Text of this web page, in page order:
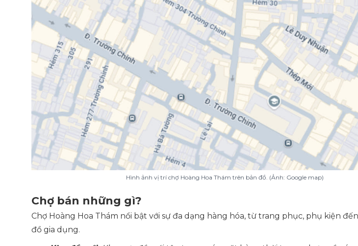
Hình ảnh vị trí chợ Hoàng Hoa Thám trên bản đồ. (Ảnh: Google map)
Chợ bán những gì?
Chợ Hoàng Hoa Thám nổi bật với sự đa dạng hàng hóa, từ trang phục, phụ kiện
đồ gia dụng.